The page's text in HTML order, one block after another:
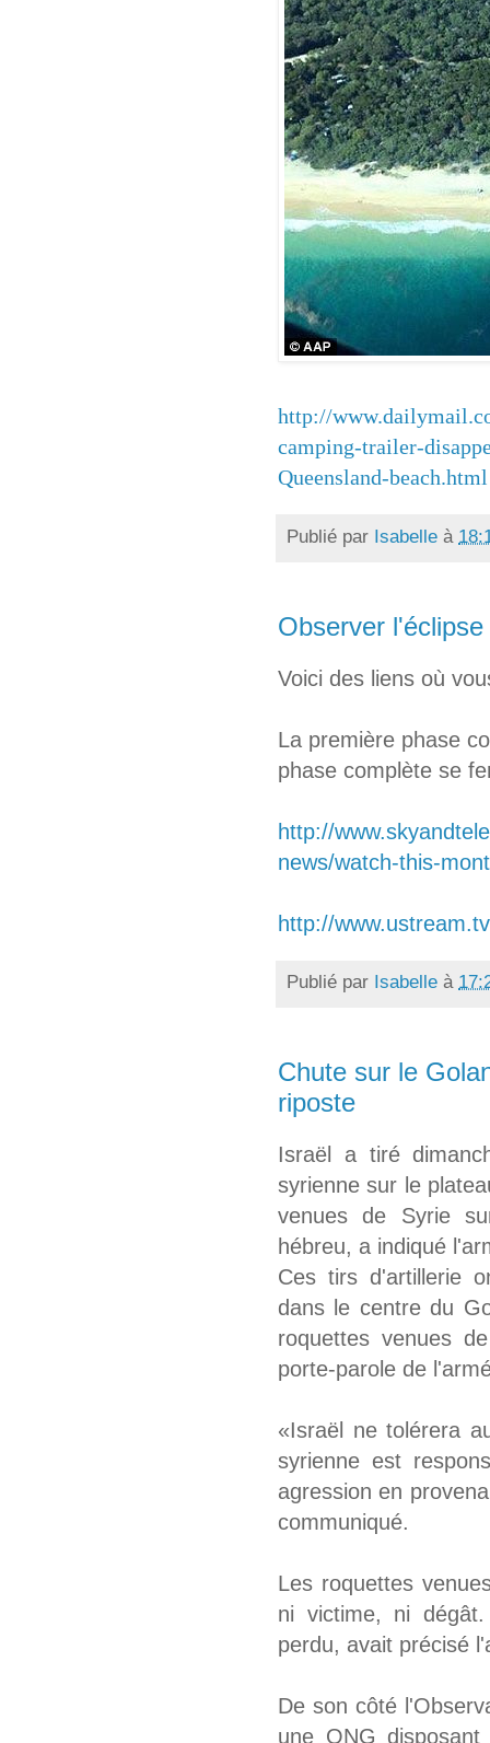
http://
camping-trailer-
Queensland-beach.html
Publié par Isabelle à
Observer
Voici des liens où
La première phase
phase complète se
http://
news/watch-this-
http://
Publié par Isabelle à
Chute sur le
riposte
Israël a tiré
syrienne sur le
venues de Syrie
hébreu, a indiqué
Ces tirs d'artillerie
dans le centre du
roquettes venues
porte-parole de
«Israël ne tolérera
syrienne est
agression en
communiqué.
Les roquettes
ni victime, ni
perdu, avait précisé
De son côté
une ONG